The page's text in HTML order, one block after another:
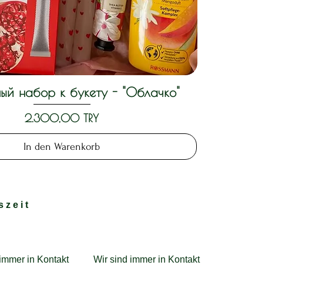
Schnellansicht
набор к букету - "Облачко"
Preis
2.300,00 TRY
In den Warenkorb
in Kontakt Wir sind immer in Kontakt